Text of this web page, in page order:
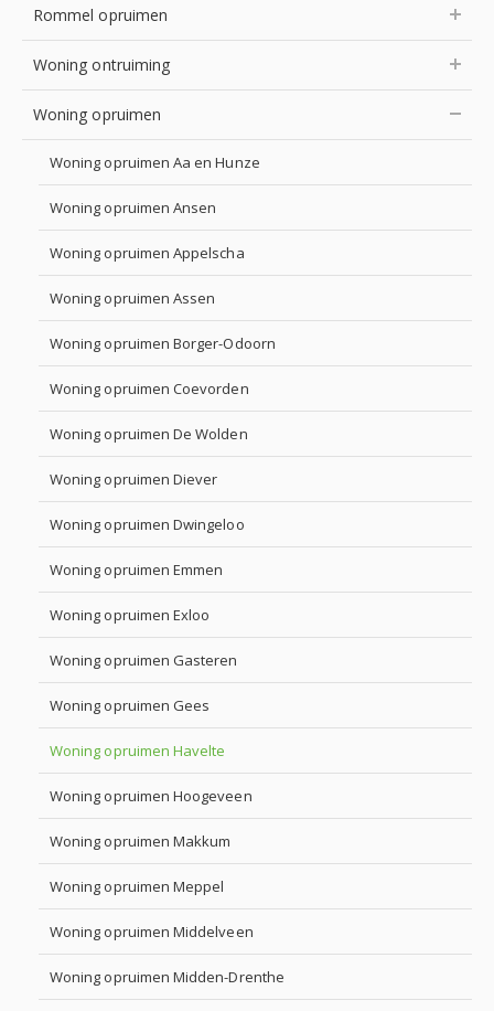
Rommel opruimen
Woning ontruiming
Woning opruimen
Woning opruimen Aa en Hunze
Woning opruimen Ansen
Woning opruimen Appelscha
Woning opruimen Assen
Woning opruimen Borger-Odoorn
Woning opruimen Coevorden
Woning opruimen De Wolden
Woning opruimen Diever
Woning opruimen Dwingeloo
Woning opruimen Emmen
Woning opruimen Exloo
Woning opruimen Gasteren
Woning opruimen Gees
Woning opruimen Havelte
Woning opruimen Hoogeveen
Woning opruimen Makkum
Woning opruimen Meppel
Woning opruimen Middelveen
Woning opruimen Midden-Drenthe